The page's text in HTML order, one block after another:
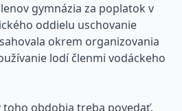
gymnázia za poplatok v
oddielu uschovanie
okrem organizovania
lodí členmi vodáckeho
obdobia treba povedať,